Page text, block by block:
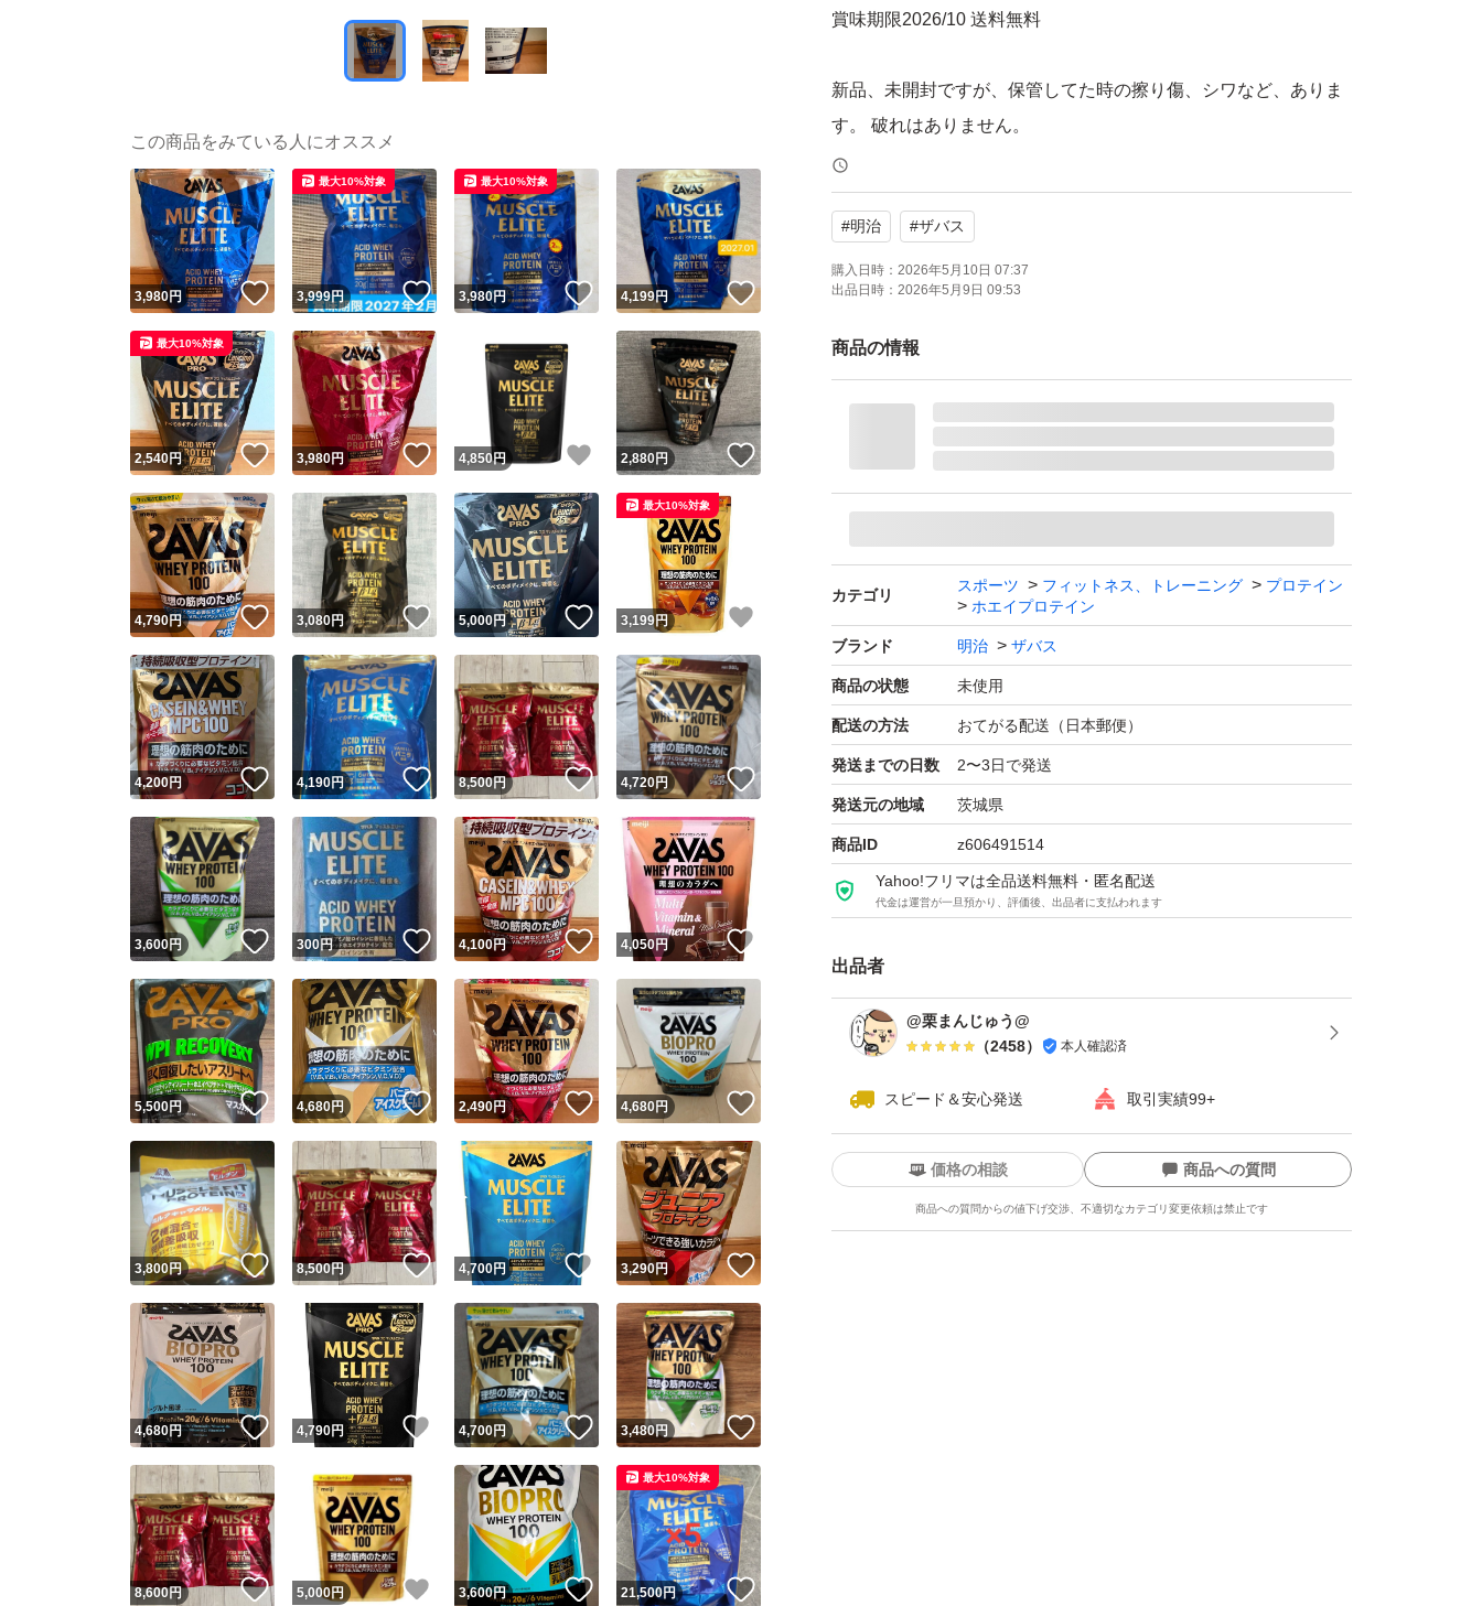
賞味期限2026/10 送料無料
新品、未開封ですが、保管してた時の擦り傷、シワなど、ありま
す。 破れはありません。
あくまで素人出品なので、梱包が雑な場合もあるかもしれませ
ん。簡易的な梱包での発送の場合もありますので、
開封時にカッターやハサミ等を使用されるる場合は、
十分にお気をつけ下さい。
ご理解の上ご購入をお願いします。
自宅保管のため、神経質な方または完璧な品質を求める方は購
入をご遠慮ください。
ザバス マッスルエリート バニラ風味 900g
プロテイン アシッドホエイプロテイン配合 SAVAS
#明治 #ザバス
購入日時： 2026年5月10日 07:37
出品日時： 2026年5月9日 09:53
商品の情報
カテゴリ
スポーツ フィットネス、トレーニング
プロテイン
ホエイプロテイン
ブランド 明治 ザバス
商品の状態 未使用
配送の方法 おてがる配送（日本郵便）
発送までの日数 2〜3日で発送
発送元の地域 茨城県
商品ID z606491514
Yahoo!フリマは全品送料無料・匿名配送
代金は運営が一旦預かり、評価後、出品者に支払われます
出品者
@栗まんじゅう@
（2458） 本人確認済
スピード＆安心発送 取引実績99+
ユーザーの実績について
Yahoo!フリマが定めた一定の基準を満たしたユーザーにバッジを付与しています
安心取引出品者
安心取引出品者 Yahoo!フリマの基準をクリアした安心・安全なユーザーです
取引実績
取引実績◯+ このユーザーはYahoo!フリマの取引を完了させた実績があります
他フリマ実績◯+ このユーザーは他フリマサービスでの取引実績があります
価格の相談 商品への質問
商品への質問からの値下げ交渉、不適切なカテゴリ変更依頼は禁止です
この商品の情報をコピーします
商品画像の無断転載は禁止されています
コピーは1商品につき1回です
出品ページへ
この商品をみている人にオススメ
3,980円 いいね！
3,999円 いいね！
最大10%対象
3,980円 いいね！
最大10%対象
4,199円 いいね！
2,540円 いいね！
最大10%対象
3,980円 いいね！
4,850円 いいね！
2,880円 いいね！
4,790円 いいね！
3,080円 いいね！
5,000円 いいね！
3,199円
最大10%対象
4,200円 いいね！
4,190円 いいね！
8,500円 いいね！
4,720円 いいね！
3,600円 いいね！
300円 いいね！
4,100円 いいね！
4,050円
5,500円 いいね！
4,680円 いいね！
2,490円 いいね！
4,680円
3,800円 いいね！
8,500円 いいね！
4,700円 いいね！
3,290円 いいね！
4,680円 いいね！
4,790円 いいね！
4,700円 いいね！
3,480円 いいね！
8,600円 いいね！
5,000円 いいね！
3,600円 いいね！
21,500円 いいね！
最大10%対象